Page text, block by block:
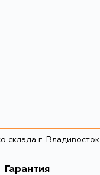
склада г. Владивосток
Гарантия